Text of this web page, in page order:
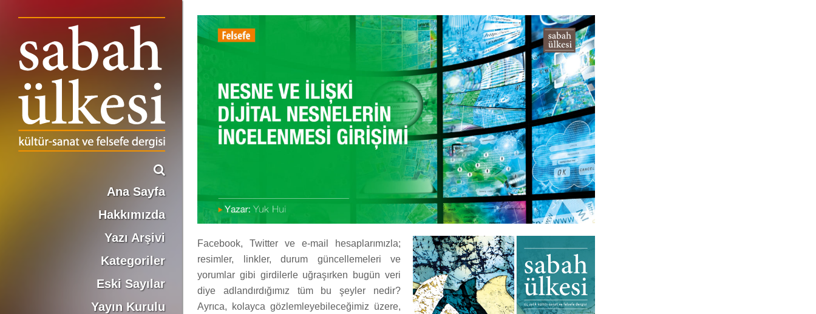
Ana Sayfa
Hakkımızda
Yazı Arşivi
Kategoriler
Eski Sayılar
Yayın Kurulu
Facebook, Twitter ve e-mail hesaplarımızla;
resimler, linkler, durum güncellemeleri ve
yorumlar gibi girdilerle uğraşırken bugün veri
diye adlandırdığımız tüm bu şeyler nedir?
Ayrıca, kolayca gözlemleyebileceğimiz üzere,